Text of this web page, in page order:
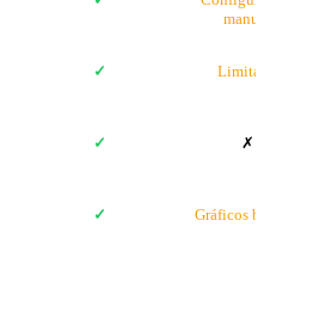
manual
✓ Limitado
✓ ✗
✓ Gráficos básicos